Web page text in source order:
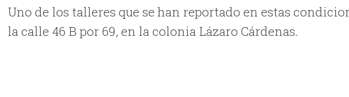
Uno de los talleres que se han reportado en estas
la calle 46 B por 69, en la colonia Lázaro Cárdenas.